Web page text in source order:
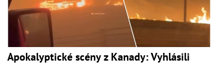
Apokalyptické scény z Kanady: Vyhlásili